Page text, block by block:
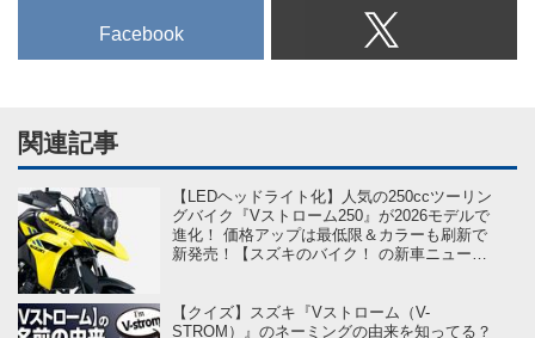
Facebook
関連記事
【LEDヘッドライト化】人気の250ccツーリン
グバイク『Vストローム250』が2026モデルで
進化！ 価格アップは最低限＆カラーも刷新で
新発売！【スズキのバイク！ の新車ニュース
【クイズ】スズキ『Vストローム（V-
STROM）』のネーミングの由来を知ってる？